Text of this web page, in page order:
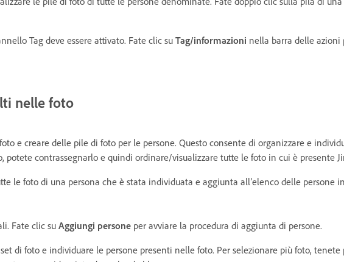
Tag deve essere attivato. Fate clic su Tag/informazioni nella barra delle azioni
nelle foto
e creare delle pile di foto per le persone. Questo consente di organizzare e
potete contrassegnarlo e quindi ordinare/visualizzare tutte le foto in cui è presente
le foto di una persona che è stata individuata e aggiunta all’elenco delle persone
Fate clic suAggiungi persone per avviare la procedura di aggiunta di persone.
di foto e individuare le persone presenti nelle foto. Per selezionare più foto,